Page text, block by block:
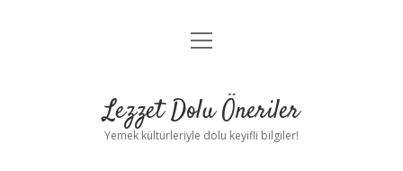
Anasayfa
Yasal Uyarı
menüyü
Lezzet Dolu Öneriler
Yemek kültürleriyle dolu keyifli bilgiler!